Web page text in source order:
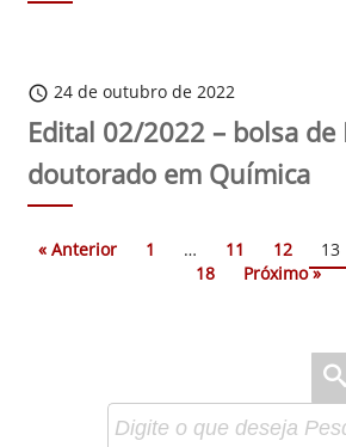
schedule 24 de outubro de 2022
Edital 02/2022 – bolsa de
doutorado em Química
« Anterior 1 … 11 12 13
18
Próximo »